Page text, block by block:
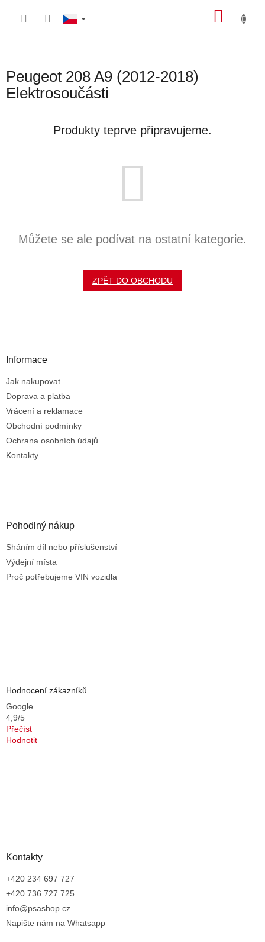
Peugeot 208 A9 (2012-2018)
Elektrosoučásti
Produkty teprve připravujeme.
Můžete se ale podívat na ostatní kategorie.
ZPĚT DO OBCHODU
Informace
Jak nakupovat
Doprava a platba
Vrácení a reklamace
Obchodní podmínky
Ochrana osobních údajů
Kontakty
Pohodlný nákup
Sháním díl nebo příslušenství
Výdejní místa
Proč potřebujeme VIN vozidla
Hodnocení zákazníků
Google
4,9/5
Přečíst
Hodnotit
Kontakty
+420 234 697 727
+420 736 727 725
info@psashop.cz
Napište nám na Whatsapp